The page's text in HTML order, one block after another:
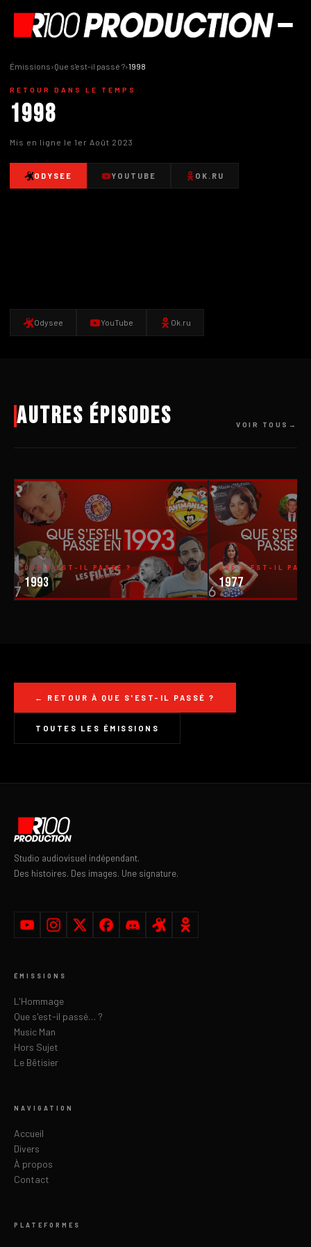
Émissions›Que s'est-il passé ?›1998
RETOUR DANS LE TEMPS
1998
Mis en ligne le 1er Août 2023
ODYSEE YOUTUBE OK.RU
Odysee YouTube Ok.ru
Autres épisodes VOIR TOUS
QUE S'EST-IL PASSÉ ?
1993
QUE S'EST-IL
1977
← RETOUR À QUE S'EST-IL PASSÉ ?
TOUTES LES ÉMISSIONS
Studio audiovisuel indépendant.
Des histoires. Des images. Une signature.
ÉMISSIONS
L'Hommage
Que s'est-il passé… ?
Music Man
Hors Sujet
Le Bêtisier
NAVIGATION
Accueil
Divers
À propos
Contact
PLATEFORMES